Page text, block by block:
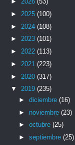
► 2025 (100)
► 2024 (108)
► 2023 (101)
► 2022 (113)
► 2021 (223)
► 2020 (317)
▼ 2019 (235)
► diciembre (16)
► noviembre (23)
► octubre (25)
► septiembre (25)